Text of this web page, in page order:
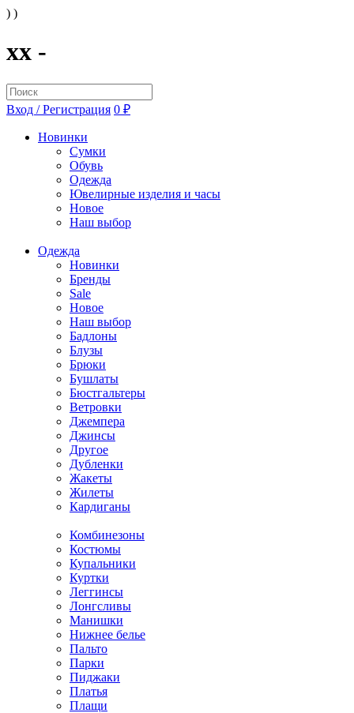
) )
xx -
Вход / Регистрация 0 ₽
Новинки
Сумки
Обувь
Одежда
Ювелирные изделия и часы
Новое
Наш выбор
Одежда
Новинки
Бренды
Sale
Новое
Наш выбор
Бадлоны
Блузы
Брюки
Бушлаты
Бюстгальтеры
Ветровки
Джемпера
Джинсы
Другое
Дубленки
Жакеты
Жилеты
Кардиганы
Комбинезоны
Костюмы
Купальники
Куртки
Леггинсы
Лонгсливы
Манишки
Нижнее белье
Пальто
Парки
Пиджаки
Платья
Плащи